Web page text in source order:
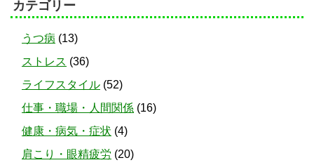
カテゴリー
うつ病 (13)
ストレス (36)
ライフスタイル (52)
仕事・職場・人間関係 (16)
健康・病気・症状 (4)
肩こり・眼精疲労 (20)